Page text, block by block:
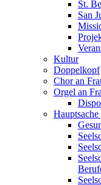
St.
San
Kultur
Doppelkopf
Chor an
Orgel an
Hauptsache